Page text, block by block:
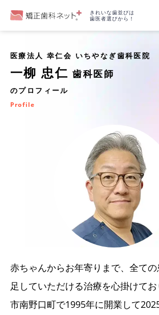
きれいな歯並びは
歯医者選びから！
医療法人 幸仁会 いちやなぎ歯科医院
一柳 忠仁歯科医師
のプロフィール
Profile
赤ちゃんからお年寄りまで、全て
足していただける治療を心掛けて
市南野口町で1995年に開業して